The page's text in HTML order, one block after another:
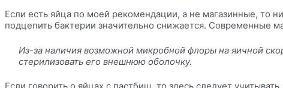
Если есть яйца по моей рекомендации, а не магазинные, то
подцепить бактерии значительно снижается. Современные
Из-за наличия возможной микробной флоры на яичной
стерилизовать его внешнюю оболочку.